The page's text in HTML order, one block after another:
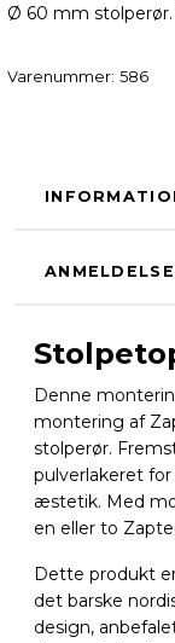
Ø 60 mm
Varenummer: 586
Denne
montering af
stolperør.
pulverlakeret
æstetik. Med
en eller to
Dette produkt
det barske
design,